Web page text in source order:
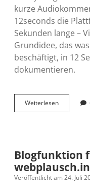
kurze
12seconds die
Sekunden lange –
Grundidee, das
beschäftigt, in 12
dokumentieren.
Weiterlesen12seconds
Blogfunktion
Veröffentlicht am 24. Juli